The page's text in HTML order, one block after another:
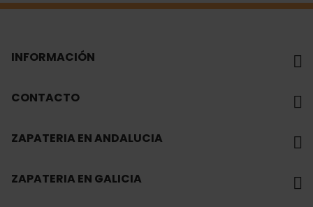
INFORMACIÓN
CONTACTO
ZAPATERIA EN ANDALUCIA
ZAPATERIA EN GALICIA